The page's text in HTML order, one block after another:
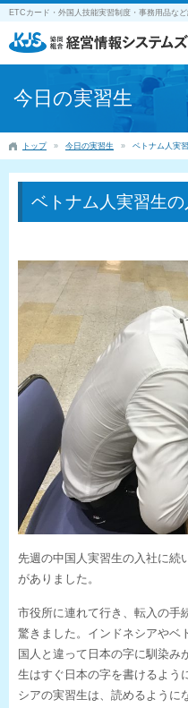
ETCカード・外国人技能実習制度・事務用品な
今日の実習生
トップ 今日の実習生 ベトナム人実
ベトナム人実習生の
先週の中国人実習生の入社に続
がありました。
市役所に連れて行き、転入の手
驚きました。インドネシアやベ
国人と違って日本の字に馴染み
生はすぐ日本の字を書けるよう
シアの実習生は、読めるように